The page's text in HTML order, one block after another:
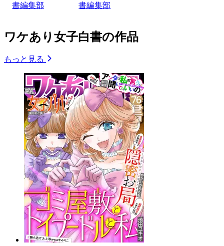
書編集部
書編集部
ワケあり女子白書の作品
もっと見る